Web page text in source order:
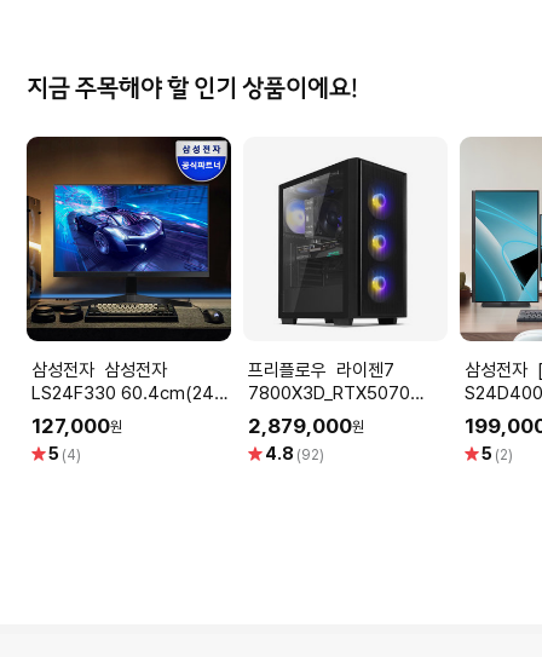
지금 주목해야 할 인기 상품이에요!
삼성전자 삼성전자
LS24F330 60.4cm(24인
치) 베젤리스 100Hz 컴퓨터
모니터
LS24F330EAKXKR
127,000원
별5 (4)
프리플로우 라이젠7
7800X3D_RTX5070
12GB 컴퓨터본체 (ULTRA
GAMING X7 A57L) AMD
게이밍컴퓨터 조립PC
2,879,000원
별 4.8 (92)
삼성전자 [공식] 삼성
치) 에센
100Hz 세
절 서브
별5 (2)